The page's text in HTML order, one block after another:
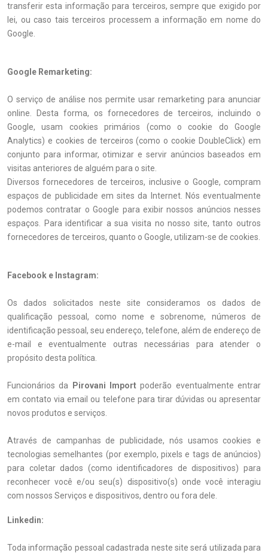
transferir esta informação para terceiros, sempre que exigido por
lei, ou caso tais terceiros processem a informação em nome do
Google.
Google Remarketing:
O serviço de análise nos permite usar remarketing para anunciar
online. Desta forma, os fornecedores de terceiros, incluindo o
Google, usam cookies primários (como o cookie do Google
Analytics) e cookies de terceiros (como o cookie DoubleClick) em
conjunto para informar, otimizar e servir anúncios baseados em
visitas anteriores de alguém para o site.
Diversos fornecedores de terceiros, inclusive o Google, compram
espaços de publicidade em sites da Internet. Nós eventualmente
podemos contratar o Google para exibir nossos anúncios nesses
espaços. Para identificar a sua visita no nosso site, tanto outros
fornecedores de terceiros, quanto o Google, utilizam-se de cookies.
Facebook e Instagram:
Os dados solicitados neste site consideramos os dados de
qualificação pessoal, como nome e sobrenome, números de
identificação pessoal, seu endereço, telefone, além de endereço de
e-mail e eventualmente outras necessárias para atender o
propósito desta política.
Funcionários da Pirovani Import poderão eventualmente entrar
em contato via email ou telefone para tirar dúvidas ou apresentar
novos produtos e serviços.
Através de campanhas de publicidade, nós usamos cookies e
tecnologias semelhantes (por exemplo, pixels e tags de anúncios)
para coletar dados (como identificadores de dispositivos) para
reconhecer você e/ou seu(s) dispositivo(s) onde você interagiu
com nossos Serviços e dispositivos, dentro ou fora dele.
Linkedin:
Toda informação pessoal cadastrada neste site será utilizada para